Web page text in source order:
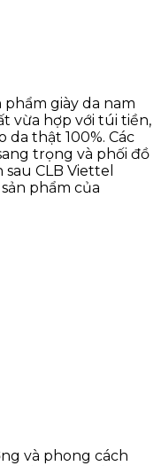
giày da nam
vừa hợp với túi tiền,
thật 100%. Các
trọng và phối đồ
CLB Viettel
phẩm của
và phong cách